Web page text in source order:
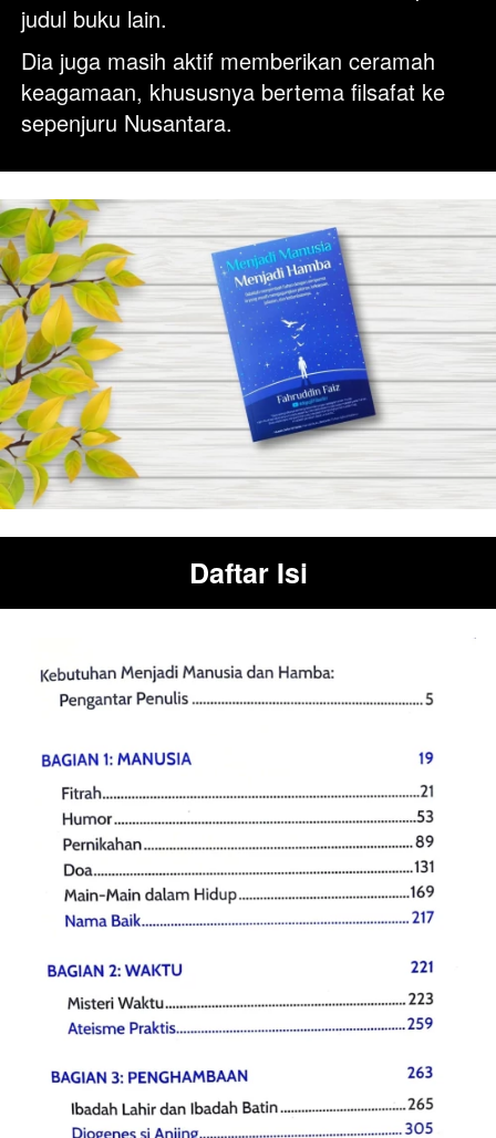
judul buku lain.
Dia juga masih aktif memberikan ceramah
keagamaan, khususnya bertema filsafat ke
sepenjuru Nusantara.
Daftar Isi